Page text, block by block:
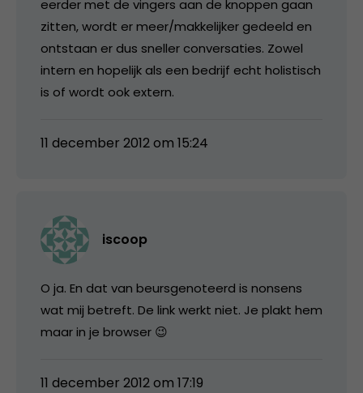
eerder met de vingers aan de knoppen gaan
zitten, wordt er meer/makkelijker gedeeld en
ontstaan er dus sneller conversaties. Zowel
intern en hopelijk als een bedrijf echt holistisch
is of wordt ook extern.
11 december 2012 om 15:24
iscoop
O ja. En dat van beursgenoteerd is nonsens
wat mij betreft. De link werkt niet. Je plakt hem
maar in je browser 😉
11 december 2012 om 17:19